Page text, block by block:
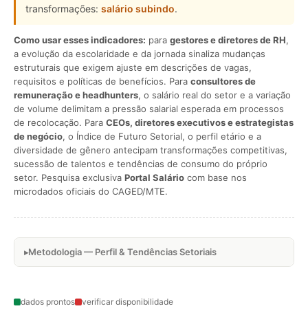
transformações: salário subindo.
Como usar esses indicadores: para gestores e diretores de RH,
a evolução da escolaridade e da jornada sinaliza mudanças
estruturais que exigem ajuste em descrições de vagas,
requisitos e políticas de benefícios. Para consultores de
remuneração e headhunters, o salário real do setor e a variação
de volume delimitam a pressão salarial esperada em processos
de recolocação. Para CEOs, diretores executivos e estrategistas
de negócio, o Índice de Futuro Setorial, o perfil etário e a
diversidade de gênero antecipam transformações competitivas,
sucessão de talentos e tendências de consumo do próprio
setor. Pesquisa exclusiva Portal Salário com base nos
microdados oficiais do CAGED/MTE.
Metodologia — Perfil & Tendências Setoriais
dados prontos verificar disponibilidade